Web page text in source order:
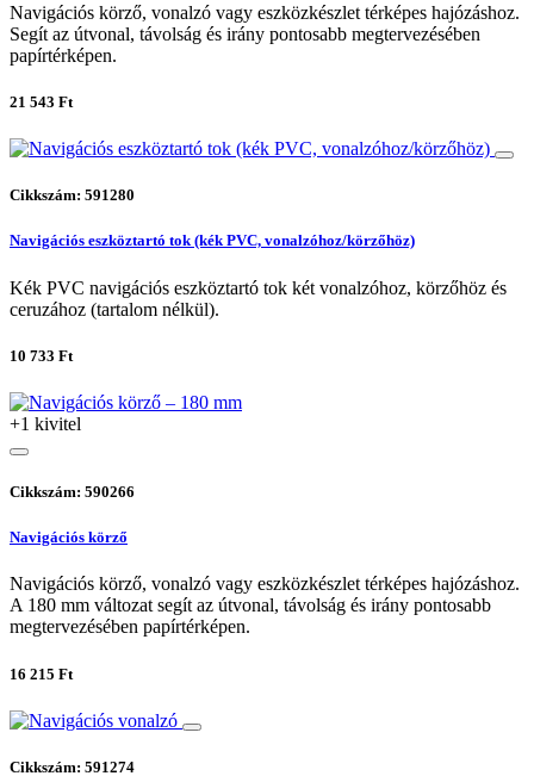
Navigációs körző, vonalzó vagy eszközkészlet térképes hajózáshoz.
Segít az útvonal, távolság és irány pontosabb megtervezésében
papírtérképen.
21 543 Ft
Cikkszám: 591280
Navigációs eszköztartó tok (kék PVC, vonalzóhoz/körzőhöz)
Kék PVC navigációs eszköztartó tok két vonalzóhoz, körzőhöz és
ceruzához (tartalom nélkül).
10 733 Ft
+1 kivitel
Cikkszám: 590266
Navigációs körző
Navigációs körző, vonalzó vagy eszközkészlet térképes hajózáshoz.
A 180 mm változat segít az útvonal, távolság és irány pontosabb
megtervezésében papírtérképen.
16 215 Ft
Cikkszám: 591274